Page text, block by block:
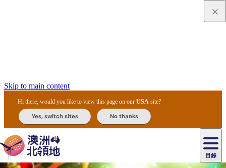
Skip to main content
Hi there, would you like to view this page on ourUSA site?
Yes, switch sites No thanks
目錄